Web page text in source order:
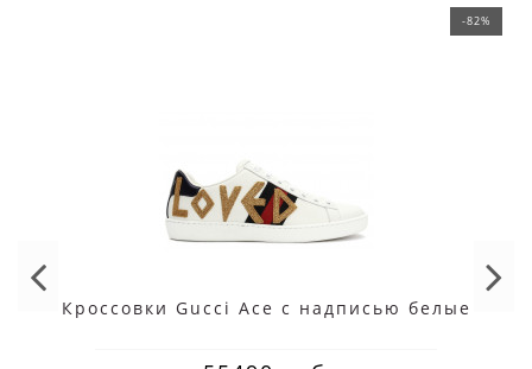
-82%
Кроссовки Gucci Ace с надписью белые